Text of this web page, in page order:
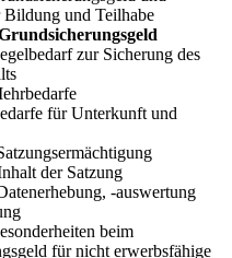
und Teilhabe
zur Sicherung des
für Unterkunft und
der Satzung
-auswertung
beim
für nicht erwerbsfähige